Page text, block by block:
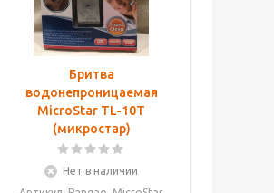
Бритва
водонепроницаемая
MicroStar TL-10T
(микростар)
Нет в наличии